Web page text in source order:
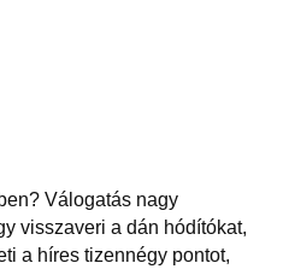
Válogatás nagy
visszaveri a dán hódítókat,
a híres tizennégy pontot,